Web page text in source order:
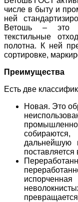
числе в быту и
ней
Ветошь – это
текстильные
полотна. К ней
сортировке,
Преимущества
Есть две
Новая. Это
дальнейшую
поставляется